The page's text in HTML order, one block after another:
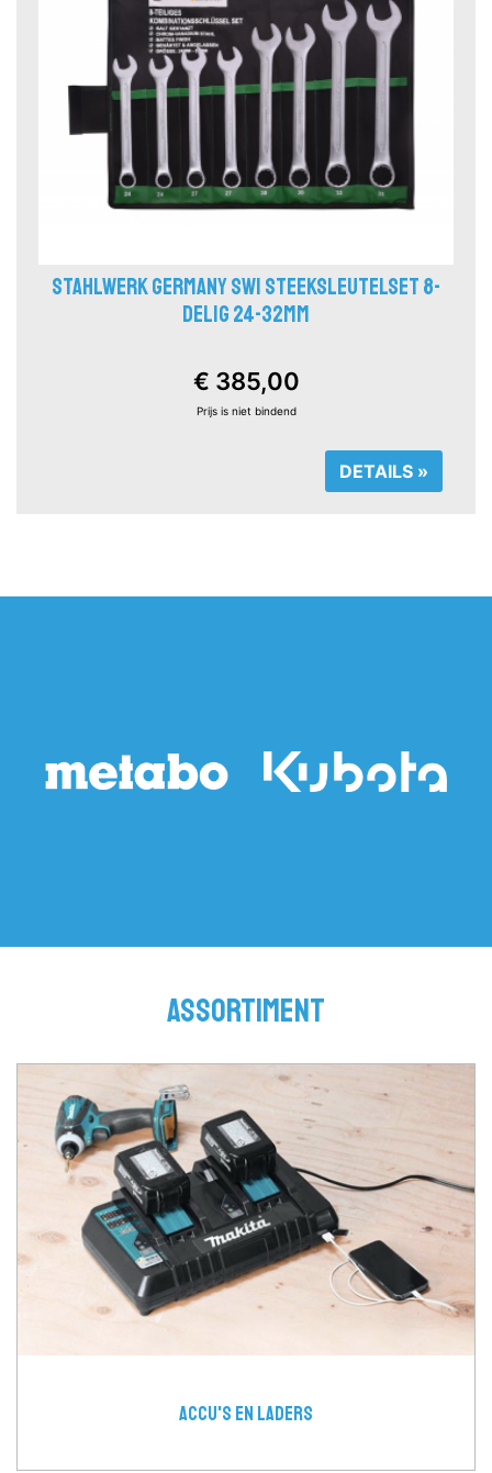
STAHLWERK GERMANY SW1 STEEKSLEUTELSET 8-
DELIG 24-32MM
€ 385,00
Prijs is niet bindend
DETAILS »
ASSORTIMENT
ACCU'S EN LADERS